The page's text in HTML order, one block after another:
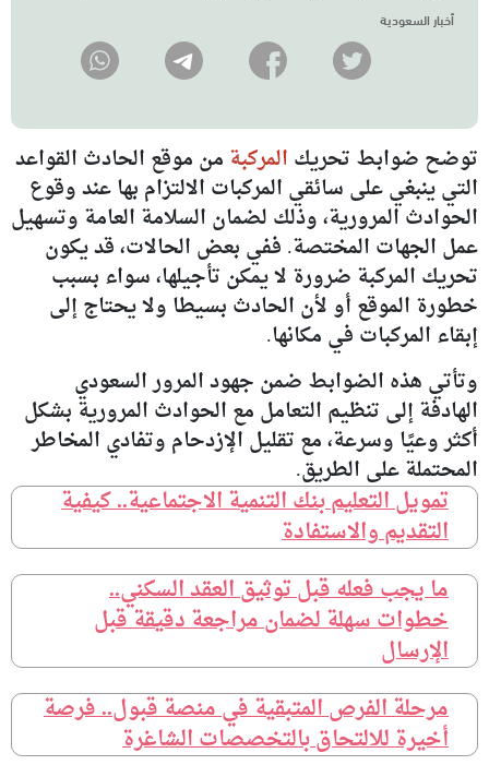
أخبار السعودية
توضح ضوابط تحريك المركبة من موقع الحادث القواعد
التي ينبغي على سائقي المركبات الالتزام بها عند وقوع
الحوادث المرورية، وذلك لضمان السلامة العامة وتسهيل
عمل الجهات المختصة. ففي بعض الحالات، قد يكون
تحريك المركبة ضرورة لا يمكن تأجيلها، سواء بسبب
خطورة الموقع أو لأن الحادث بسيطا ولا يحتاج إلى
إبقاء المركبات في مكانها.
وتأتي هذه الضوابط ضمن جهود المرور السعودي
الهادفة إلى تنظيم التعامل مع الحوادث المرورية بشكل
أكثر وعيًا وسرعة، مع تقليل الإزدحام وتفادي المخاطر
المحتملة على الطريق.
تمويل التعليم بنك التنمية الاجتماعية.. كيفية
التقديم والاستفادة
ما يجب فعله قبل توثيق العقد السكني..
خطوات سهلة لضمان مراجعة دقيقة قبل
الإرسال
مرحلة الفرص المتبقية في منصة قبول.. فرصة
أخيرة للالتحاق بالتخصصات الشاغرة